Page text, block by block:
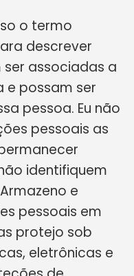
o termo
descrever
associadas a
e possam ser
pessoa. Eu não
pessoais as
identifiquem
e
pessoais em
protejo sob
eletrônicas e